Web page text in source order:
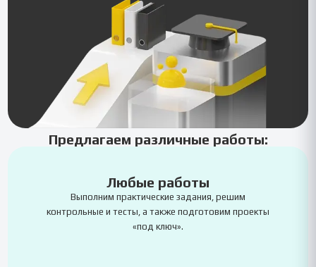
Предлагаем различные работы:
Любые работы
Выполним практические задания, решим
контрольные и тесты, а также подготовим проекты
«под ключ».